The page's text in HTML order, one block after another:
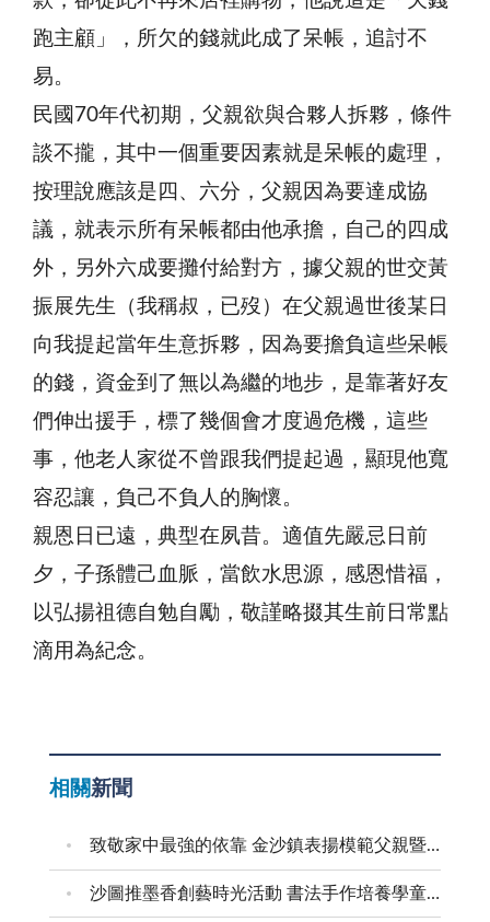
跑主顧」，所欠的錢就此成了呆帳，追討不
易。
民國70年代初期，父親欲與合夥人拆夥，條件
談不攏，其中一個重要因素就是呆帳的處理，
按理說應該是四、六分，父親因為要達成協
議，就表示所有呆帳都由他承擔，自己的四成
外，另外六成要攤付給對方，據父親的世交黃
振展先生（我稱叔，已歿）在父親過世後某日
向我提起當年生意拆夥，因為要擔負這些呆帳
的錢，資金到了無以為繼的地步，是靠著好友
們伸出援手，標了幾個會才度過危機，這些
事，他老人家從不曾跟我們提起過，顯現他寬
容忍讓，負己不負人的胸懷。
親恩日已遠，典型在夙昔。適值先嚴忌日前
夕，子孫體己血脈，當飲水思源，感恩惜福，
以弘揚祖德自勉自勵，敬謹略掇其生前日常點
滴用為紀念。
相關新聞
致敬家中最強的依靠 金沙鎮表揚模範父親暨新好爸爸
沙圖推墨香創藝時光活動 書法手作培養學童創意美感